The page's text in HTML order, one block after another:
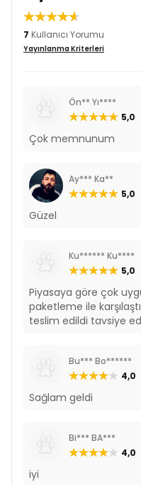
7 Kullanıcı Yorumu
Yayınlanma Kriterleri
Ön** Yı****
5,0
Çok memnunum
Ay*** Ka**
5,0
Güzel
Ku****** Ku****
5,0
Piyasaya göre çok
paketleme ile
teslim edildi tavsiye
Bu*** Bo******
4,0
Sağlam geldi
Bi*** BA***
4,0
iyi